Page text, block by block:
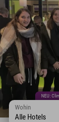
NEU:
Wohin
Alle Hotels